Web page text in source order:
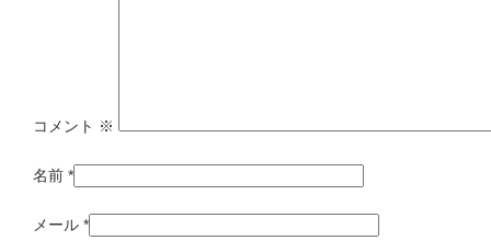
コメント ※
名前 *
メール *